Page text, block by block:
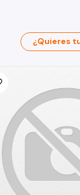
¿Quieres